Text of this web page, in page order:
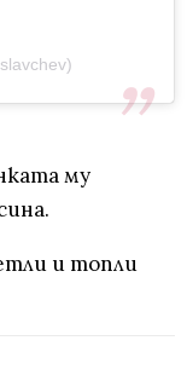
му
и топли